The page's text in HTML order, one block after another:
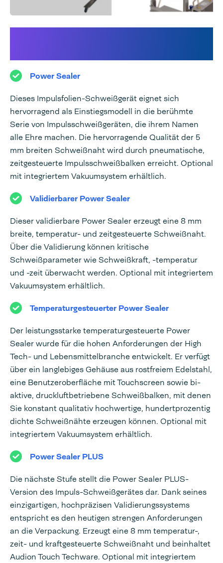
Power Sealer
Dieses Impulsfolien-Schweißgerät eignet sich
hervorragend als Einstiegsmodell in die berühmte
Serie von Impulsschweißgeräten, die ihrem Namen
alle Ehre machen. Die hervorragende Qualität der 5
mm breiten Schweißnaht wird durch pneumatische,
zeitgesteuerte Impulsschweißbalken erreicht. Optional
mit integriertem Vakuumsystem erhältlich.
Validierbarer Power Sealer
Dieser validierbare Power Sealer erzeugt eine 8 mm
breite, temperatur- und zeitgesteuerte Schweißnaht.
Über die Validierung können kritische
Schweißparameter wie Schweißkraft, -temperatur
und -zeit überwacht werden. Optional mit integriertem
Vakuumsystem erhältlich.
Temperaturgesteuerter Power Sealer
Der leistungsstarke temperaturgesteuerte Power
Sealer wurde für die hohen Anforderungen der High
Tech- und Lebensmittelbranche entwickelt. Er verfügt
über ein langlebiges Gehäuse aus rostfreiem Edelstahl,
eine Benutzeroberfläche mit Touchscreen sowie bi-
aktive, druckluftbetriebene Schweißbalken, mit denen
Sie konstant qualitativ hochwertige, hundertprozentig
dichte Schweißnähte erzeugen können. Optional mit
integriertem Vakuumsystem erhältlich.
Power Sealer PLUS
Die nächste Stufe stellt die Power Sealer PLUS-
Version des Impuls-Schweißgerätes dar. Dank seines
einzigartigen, hochpräzisen Validierungssystems
entspricht es den heutigen strengen Anforderungen
an die Verpackung. Erzeugt eine 8 mm temperatur-,
zeit- und kraftgesteuerte Schweißnaht und beinhaltet
Audion Touch Techware. Optional mit integriertem